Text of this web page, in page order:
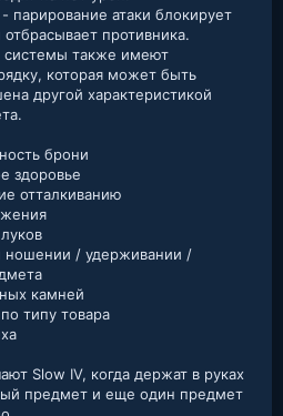
парирование атаки блокирует
отбрасывает противника.
системы также имеют
которая может быть
другой характеристикой
брони
здоровье
отталкиванию
ношении / удерживании /
камней
типу товара
Slow IV, когда держат в руках
предмет и еще один предмет